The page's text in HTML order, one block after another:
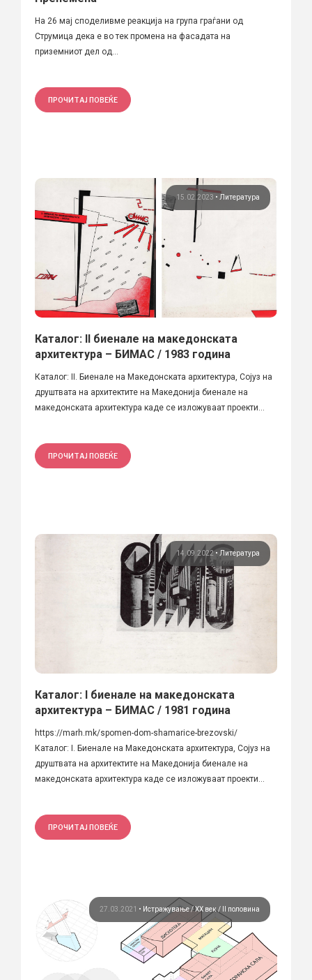
На 26 мај споделивме реакција на група граѓани од
Струмица дека е во тек промена на фасадата на
приземниот дел од...
ПРОЧИТАЈ ПОВЕЌЕ
15.02.2023 • Литература
Каталог: II биенале на македонската
архитектура – БИМАС / 1983 година
Каталог: II. Биенале на Македонската архитектура, Сојуз на
друштвата на архитектите на Македонија биенале на
македонската архитектура каде се изложуваат проекти...
ПРОЧИТАЈ ПОВЕЌЕ
14.09.2022• Литература
Каталог: I биенале на македонската
архитектура – БИМАС / 1981 година
https://marh.mk/spomen-dom-shamarice-brezovski/
Каталог: I. Биенале на Македонската архитектура, Сојуз на
друштвата на архитектите на Македонија биенале на
македонската архитектура каде се изложуваат проекти...
ПРОЧИТАЈ ПОВЕЌЕ
27.03.2021 • Истражување ХХ век / II половина